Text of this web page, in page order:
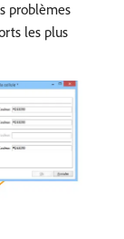
problèmes
les plus